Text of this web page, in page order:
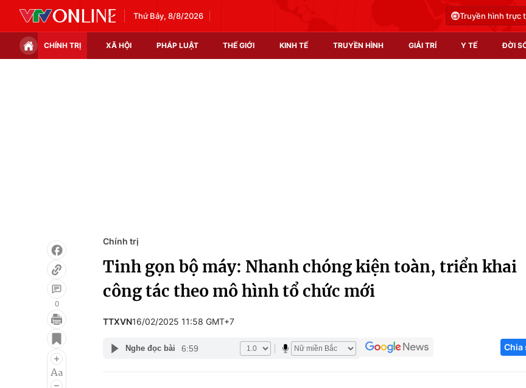
Thứ Bảy, 8/8/2026 Truyền hình trực
CHÍNH TRỊ XÃ HỘI PHÁP LUẬT THẾ GIỚI KINH TẾ TRUYỀN HÌNH GIẢI TRÍ Y TẾ ĐỜI
Điện ảnh
Âm nhạc
Du lịch
Tuyển sinh
Hitech
0
Chính trị
Tinh gọn bộ máy: Nhanh chóng kiện toàn, triển khai
công tác theo mô hình tổ chức mới
TTXVN16/02/2025 11:58 GMT+7
Nghe đọc bài 6:59 Chia